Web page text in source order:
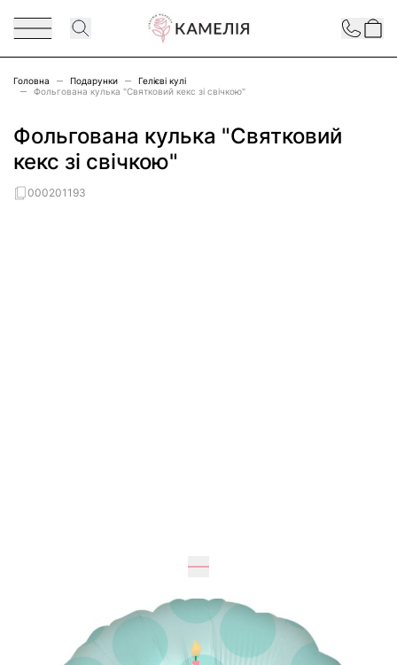
Contact
Головна Подарунки
Гелієві кулі
Фольгована кулька "Святковий кекс зі свічкою"
Фольгована кулька "Святковий
кекс зі свічкою"
000201193
Очікується